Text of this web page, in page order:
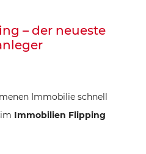
– der neueste
Immobilie schnell
Immobilien Flipping